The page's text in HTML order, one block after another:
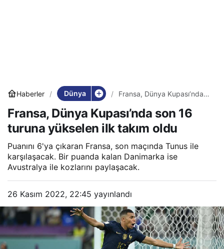
Haberler Dünya
Fransa, Dünya Kupası’nda
takım oldu
Fransa, Dünya Kupası’nda son 16
turuna yükselen ilk takım oldu
Puanını 6'ya çıkaran Fransa, son maçında Tunus ile
karşılaşacak. Bir puanda kalan Danimarka ise
Avustralya ile kozlarını paylaşacak.
26 Kasım 2022, 22:45 yayınlandı